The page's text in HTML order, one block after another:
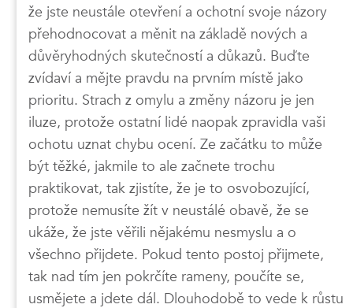
že jste neustále otevření a ochotní svoje názory
přehodnocovat a měnit na základě nových a
důvěryhodných skutečností a důkazů. Buďte
zvídaví a mějte pravdu na prvním místě jako
prioritu. Strach z omylu a změny názoru je jen
iluze, protože ostatní lidé naopak zpravidla vaši
ochotu uznat chybu ocení. Ze začátku to může
být těžké, jakmile to ale začnete trochu
praktikovat, tak zjistíte, že je to osvobozující,
protože nemusíte žít v neustálé obavě, že se
ukáže, že jste věřili nějakému nesmyslu a o
všechno přijdete. Pokud tento postoj přijmete,
tak nad tím jen pokrčíte rameny, poučíte se,
usmějete a jdete dál. Dlouhodobě to vede k růstu